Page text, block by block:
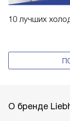
10 лучших
О бренде